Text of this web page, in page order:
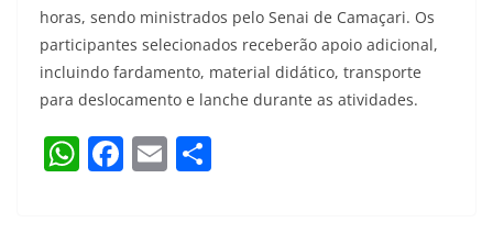
horas, sendo ministrados pelo Senai de Camaçari. Os
participantes selecionados receberão apoio adicional,
incluindo fardamento, material didático, transporte
para deslocamento e lanche durante as atividades.
W F E